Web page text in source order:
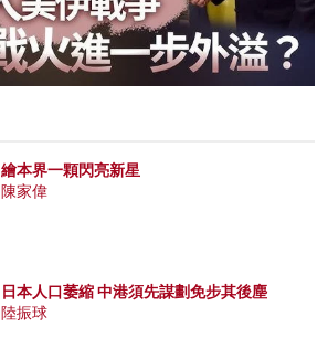
繪本界一顆閃亮新星
陳家偉
日本人口萎縮 中港須先謀劃免步其後塵
陸振球